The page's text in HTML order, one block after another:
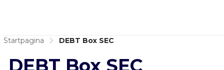
Startpagina DEBT Box SEC
DEBT Box SEC